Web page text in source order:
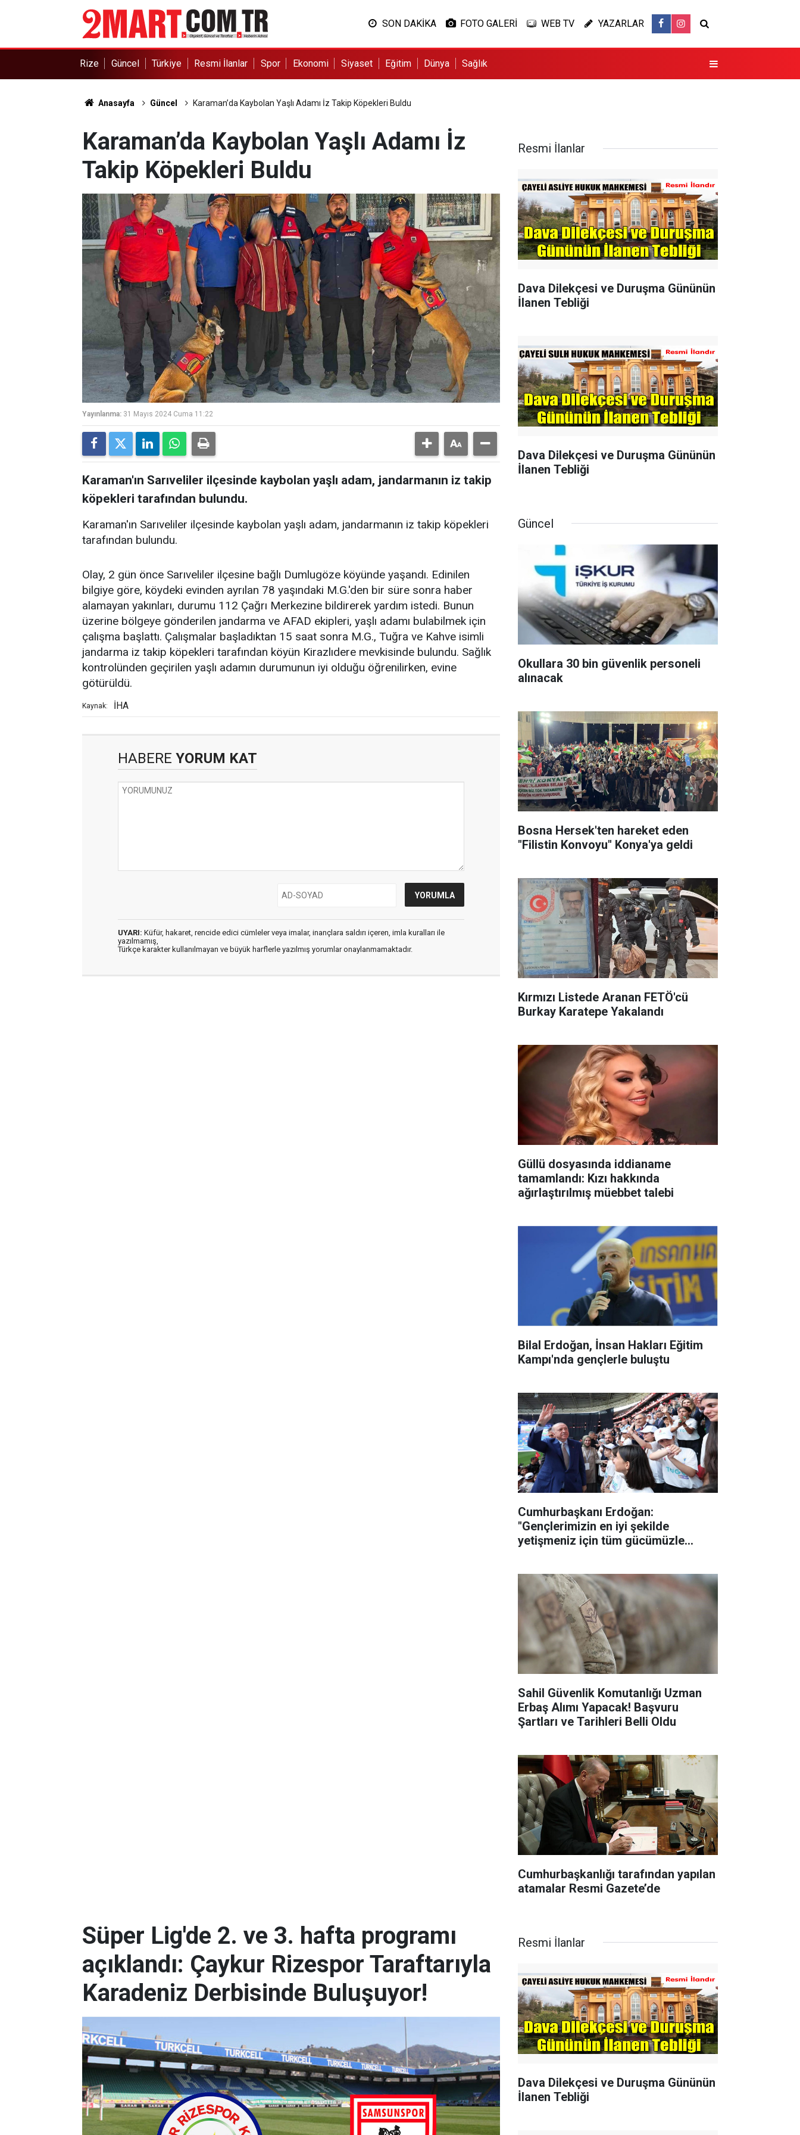
SON DAKİKA FOTO GALERİ WEB TV YAZARLAR
Rize Güncel Türkiye Resmi İlanlar Spor Ekonomi Siyaset Eğitim Dünya Sağlık
Anasayfa Güncel Karaman’da Kaybolan Yaşlı Adamı İz Takip Köpekleri Buldu
Karaman’da Kaybolan Yaşlı Adamı İz
Takip Köpekleri Buldu
Yayınlanma: 31 Mayıs 2024 Cuma 11:22
Karaman'ın Sarıveliler ilçesinde kaybolan yaşlı adam, jandarmanın iz takip
köpekleri tarafından bulundu.
Karaman'ın Sarıveliler ilçesinde kaybolan yaşlı adam, jandarmanın iz takip köpekleri
tarafından bulundu.
Olay, 2 gün önce Sarıveliler ilçesine bağlı Dumlugöze köyünde yaşandı. Edinilen
bilgiye göre, köydeki evinden ayrılan 78 yaşındaki M.G.'den bir süre sonra haber
alamayan yakınları, durumu 112 Çağrı Merkezine bildirerek yardım istedi. Bunun
üzerine bölgeye gönderilen jandarma ve AFAD ekipleri, yaşlı adamı bulabilmek için
çalışma başlattı. Çalışmalar başladıktan 15 saat sonra M.G., Tuğra ve Kahve isimli
jandarma iz takip köpekleri tarafından köyün Kirazlıdere mevkisinde bulundu. Sağlık
kontrolünden geçirilen yaşlı adamın durumunun iyi olduğu öğrenilirken, evine
götürüldü.
Kaynak: İHA
HABERE YORUM KAT
UYARI: Küfür, hakaret, rencide edici cümleler veya imalar, inançlara saldırı içeren, imla kuralları ile
yazılmamış,
Türkçe karakter kullanılmayan ve büyük harflerle yazılmış yorumlar onaylanmamaktadır.
Resmi İlanlar
Dava Dilekçesi ve Duruşma Gününün
İlanen Tebliği
Dava Dilekçesi ve Duruşma Gününün
İlanen Tebliği
Güncel
Okullara 30 bin güvenlik personeli
alınacak
Bosna Hersek'ten hareket eden
"Filistin Konvoyu" Konya'ya geldi
Kırmızı Listede Aranan FETÖ'cü
Burkay Karatepe Yakalandı
Güllü dosyasında iddianame
tamamlandı: Kızı hakkında
ağırlaştırılmış müebbet talebi
Bilal Erdoğan, İnsan Hakları Eğitim
Kampı'nda gençlerle buluştu
Cumhurbaşkanı Erdoğan:
"Gençlerimizin en iyi şekilde
yetişmeniz için tüm gücümüzle
Sahil Güvenlik Komutanlığı Uzman
Erbaş Alımı Yapacak! Başvuru
Şartları ve Tarihleri Belli Oldu
Cumhurbaşkanlığı tarafından yapılan
atamalar Resmi Gazete’de
Süper Lig'de 2. ve 3. hafta programı
açıklandı: Çaykur Rizespor Taraftarıyla
Karadeniz Derbisinde Buluşuyor!
Resmi İlanlar
Dava Dilekçesi ve Duruşma Gününün
İlanen Tebliği